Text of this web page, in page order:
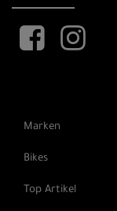
Marken
Bikes
Top Artikel